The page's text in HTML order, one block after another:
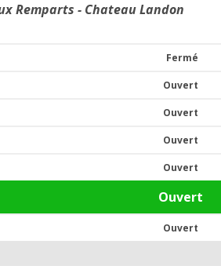
Remparts - Chateau Landon
Fermé
Ouvert
Ouvert
Ouvert
Ouvert
Ouvert
Ouvert